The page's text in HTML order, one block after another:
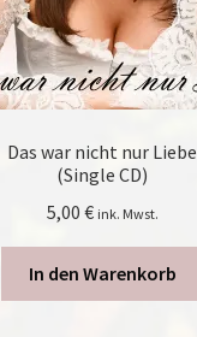
Das war nicht nur Liebe
(Single CD)
5,00 € ink. Mwst.
In den Warenkorb